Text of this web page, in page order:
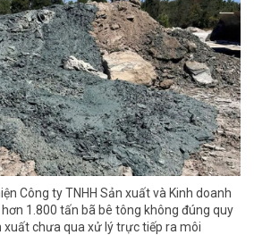
Công ty TNHH Sản xuất và Kinh doanh
1.800 tấn bã bê tông không đúng quy
xuất chưa qua xử lý trực tiếp ra môi